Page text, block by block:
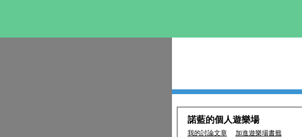
諾藍的個人遊樂場
我的討論文章 加進遊樂場書籤